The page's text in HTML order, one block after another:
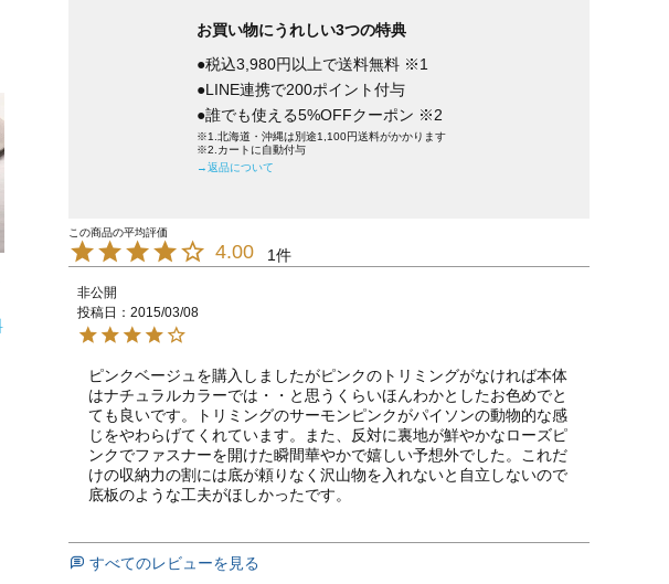
お買い物にうれしい3つの特典
●税込3,980円以上で送料無料 ※1
●LINE連携で200ポイント付与
●誰でも使える5%OFFクーポン ※2
※1.北海道・沖縄は別途1,100円送料がかかります
※2.カートに自動付与
→返品について
4.00 1
非公開
投稿日
2015/03/08
ピンクベージュを購入しましたがピンクのトリミングがなければ本体
はナチュラルカラーでは・・と思うくらいほんわかとしたお色めでと
ても良いです。トリミングのサーモンピンクがパイソンの動物的な感
じをやわらげてくれています。また、反対に裏地が鮮やかなローズピ
ンクでファスナーを開けた瞬間華やかで嬉しい予想外でした。これだ
けの収納力の割には底が頼りなく沢山物を入れないと自立しないので
底板のような工夫がほしかったです。
すべてのレビューを見る